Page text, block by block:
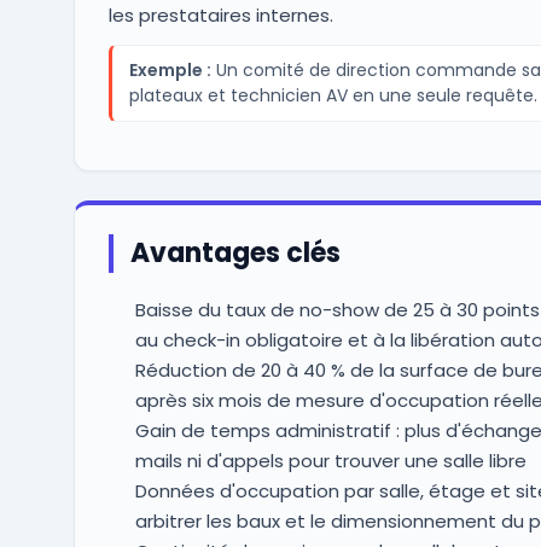
les prestataires internes.
Exemple : Un comité de direction commande
plateaux et technicien AV en une seule requête.
Avantages clés
Baisse du taux de no-show de 25 à 30
au check-in obligatoire et à la libération
Réduction de 20 à 40 % de la surface de
après six mois de mesure d'occupation
Gain de temps administratif : plus
mails ni d'appels pour trouver une salle libre
Données d'occupation par salle, étage et
arbitrer les baux et le dimensionnement du